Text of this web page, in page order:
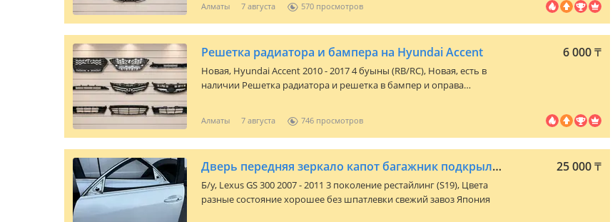
автомашины. По всем вопросам можете звонить или написать.
Есть доставка по городу и отправка по регионам РК.
Алматы 7 августа 570
Решетка радиатора и бампера на Hyundai Accent 6 000₸
Новая, Hyundai Accent 2010 - 2017 4 буыны (RB/RC), Новая, есть в
наличии Решетка радиатора и решетка в бампер и оправа
запчасти в наличии для данной марки автомашины. По всем
вопросам можете звонить или написать. Есть доставка по городу
Алматы 7 августа 746
Дверь передняя зеркало капот багажник подкрылок бампер фара решетка 25 000₸
Б/y, Lexus GS 300 2007 - 2011 3 поколение рестайлинг (S19), Цвета
разные состояние хорошее без шпатлевки свежий завоз Япония